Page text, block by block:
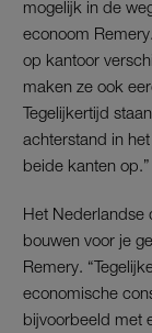
mogelijk in de
econoom
op kantoor
maken ze ook
Tegelijkertijd
achterstand in
beide kanten op.”
Het Nederlandse
bouwen voor je
Remery.
economische
bijvoorbeeld met